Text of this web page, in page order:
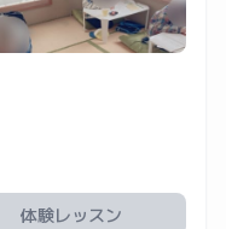
体験レッスン